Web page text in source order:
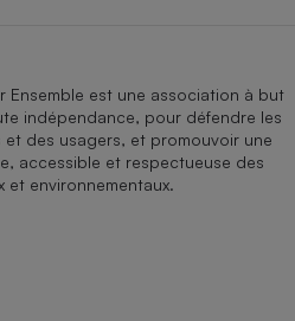
Ensemble est une association à but
indépendance, pour défendre les
des usagers, et promouvoir une
accessible et respectueuse des
et environnementaux.